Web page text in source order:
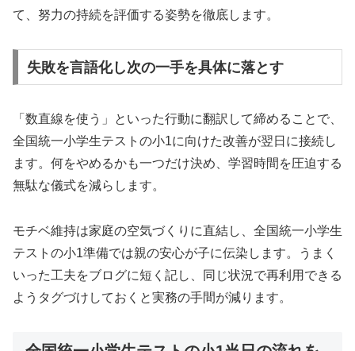
て、努力の持続を評価する姿勢を徹底します。
失敗を言語化し次の一手を具体に落とす
「数直線を使う」といった行動に翻訳して締めることで、
全国統一小学生テストの小1に向けた改善が翌日に接続し
ます。何をやめるかも一つだけ決め、学習時間を圧迫する
無駄な儀式を減らします。
モチベ維持は家庭の空気づくりに直結し、全国統一小学生
テストの小1準備では親の安心が子に伝染します。うまく
いった工夫をブログに短く記し、同じ状況で再利用できる
ようタグづけしておくと実務の手間が減ります。